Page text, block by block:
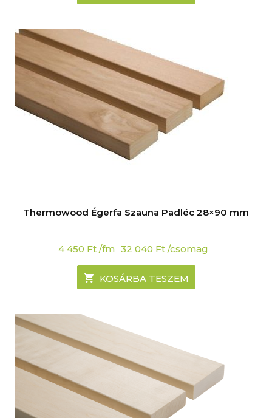
Thermowood Égerfa Szauna Padléc 28×90 mm
4 450 Ft /fm 32 040 Ft /csomag
KOSÁRBA TESZEM